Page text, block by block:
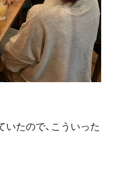
たので、こういった